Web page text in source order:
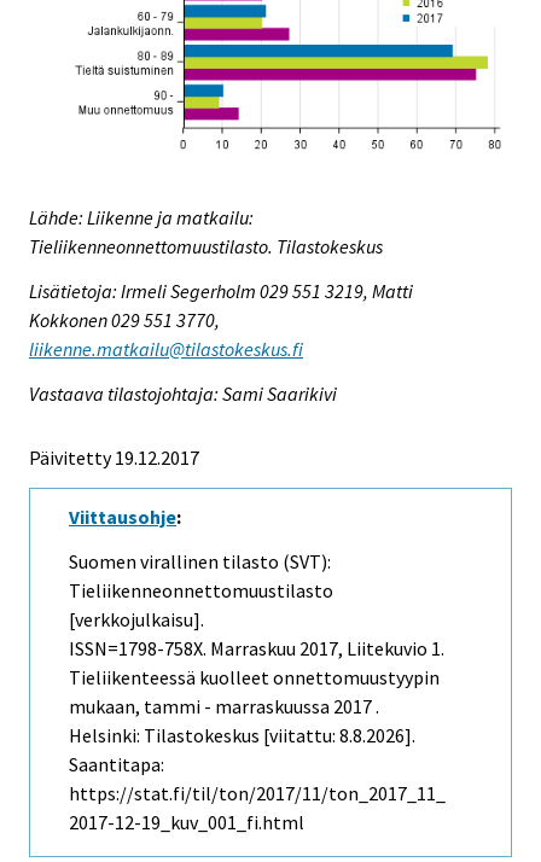
Lähde: Liikenne ja matkailu:
Tieliikenneonnettomuustilasto. Tilastokeskus
Lisätietoja: Irmeli Segerholm 029 551 3219, Matti
Kokkonen 029 551 3770,
liikenne.matkailu@tilastokeskus.fi
Vastaava tilastojohtaja: Sami Saarikivi
Päivitetty 19.12.2017
Viittausohje:
Suomen virallinen tilasto (SVT):
Tieliikenneonnettomuustilasto
[verkkojulkaisu].
ISSN=1798-758X. Marraskuu 2017, Liitekuvio 1.
Tieliikenteessä kuolleet onnettomuustyypin
mukaan, tammi - marraskuussa 2017 .
Helsinki: Tilastokeskus [viitattu: 8.8.2026].
Saantitapa:
https://stat.fi/til/ton/2017/11/ton_2017_11_
2017-12-19_kuv_001_fi.html